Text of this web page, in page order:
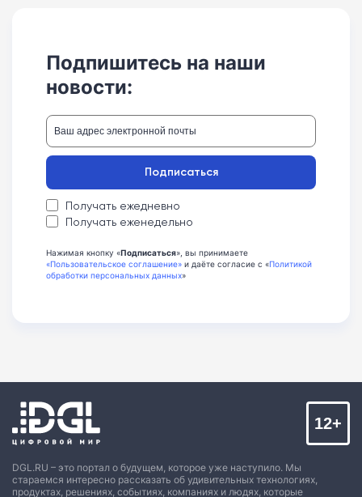
Подпишитесь на наши
новости:
Получать ежедневно
Получать еженедельно
Подписаться
Нажимая кнопку «Подписаться», вы принимаете
«Пользовательское соглашение» и даёте согласие с «Политикой
обработки персональных данных»
DGL.RU – это портал о будущем, которое уже наступило. Мы
стараемся интересно рассказать об удивительных технологиях,
продуктах, решениях, событиях, компаниях и людях, которые
12+